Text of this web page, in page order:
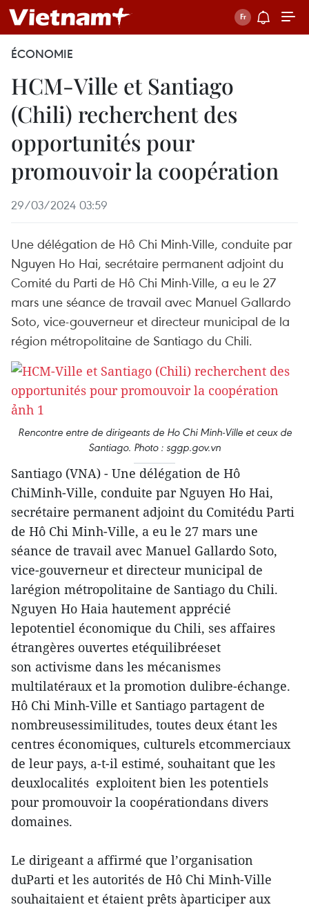
ÉCONOMIE
HCM-Ville et Santiago
(Chili) recherchent des
opportunités pour
promouvoir la coopération
29/03/2024 03:59
Une délégation de Hô Chi Minh-Ville, conduite par
Nguyen Ho Hai, secrétaire permanent adjoint du
Comité du Parti de Hô Chi Minh-Ville, a eu le 27
mars une séance de travail avec Manuel Gallardo
Soto, vice-gouverneur et directeur municipal de la
région métropolitaine de Santiago du Chili.
Rencontre entre de dirigeants de Ho Chi Minh-Ville et ceux de
Santiago. Photo : sggp.gov.vn
Santiago (VNA) - Une délégation de Hô
ChiMinh-Ville, conduite par Nguyen Ho Hai,
secrétaire permanent adjoint du Comitédu Parti
de Hô Chi Minh-Ville, a eu le 27 mars une
séance de travail avec Manuel Gallardo Soto,
vice-gouverneur et directeur municipal de
larégion métropolitaine de Santiago du Chili.
Nguyen Ho Haia hautement apprécié
lepotentiel économique du Chili, ses affaires
étrangères ouvertes etéquilibréeset
son activisme dans les mécanismes
multilatéraux et la promotion dulibre-échange.
Hô Chi Minh-Ville et Santiago partagent de
nombreusessimilitudes, toutes deux étant les
centres économiques, culturels etcommerciaux
de leur pays, a-t-il estimé, souhaitant que les
deuxlocalités exploitent bien les potentiels
pour promouvoir la coopérationdans divers
domaines.
Le dirigeant a affirmé que l’organisation
duParti et les autorités de Hô Chi Minh-Ville
souhaitaient et étaient prêts àparticiper aux